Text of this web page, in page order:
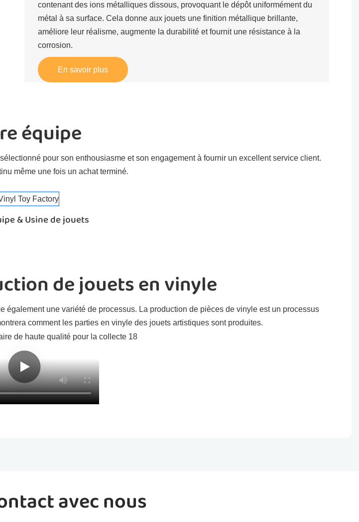
contenant des ions métalliques dissous, provoquant le dépôt uniformément du
métal à sa surface. Cela donne aux jouets une finition métallique brillante,
améliore leur réalisme, augmente la durabilité et fournit une résistance à la
corrosion.
En savoir plus
équipe
pour son enthousiasme et son engagement à fournir un excellent service client.
même une fois un achat terminé.
& Usine de jouets
de jouets en vinyle
une variété de processus. La production de pièces de vinyle est un processus
comment les parties en vinyle des jouets artistiques sont produites.
avec nous